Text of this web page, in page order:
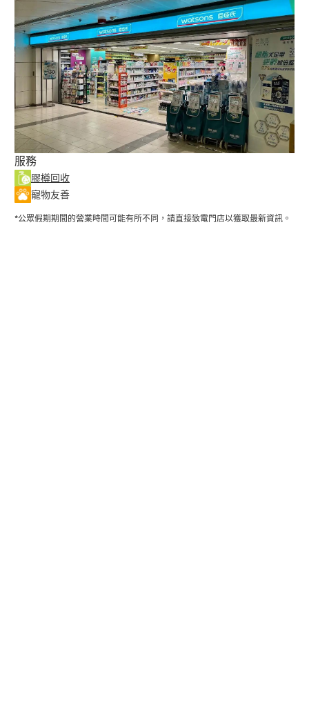
服務
膠樽回收
寵物友善
*公眾假期期間的營業時間可能有所不同，請直接致電門店以獲取最新資訊。